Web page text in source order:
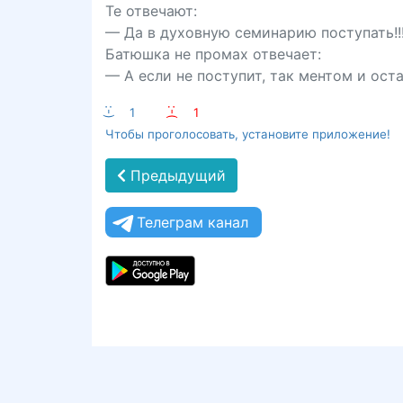
Те отвечают:
— Да в духовную семинарию поступать!!!
Батюшка не промах отвечает:
— А если не поступит, так ментом и
:-) 1 :-(
1
Чтобы проголосовать, установите приложение!
Предыдущий
Телеграм канал